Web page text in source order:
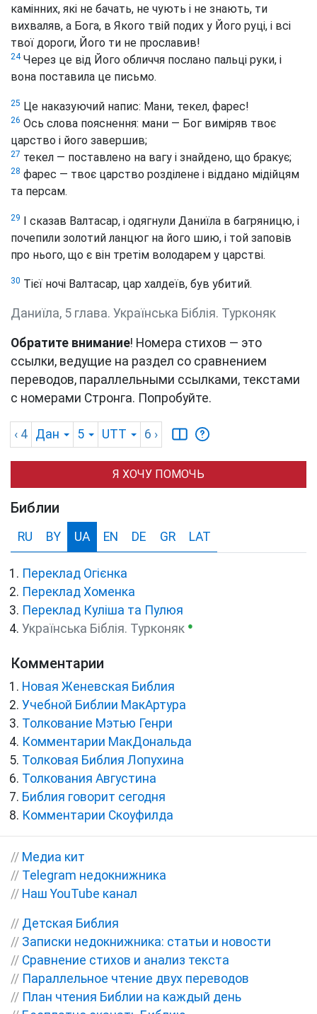
камінних, які не бачать, не чують і не знають, ти
вихваляв, а Бога, в Якого твій подих у Його руці, і всі
твої дороги, Його ти не прославив!
24Через це від Його обличчя послано пальці руки, і
вона поставила це письмо.
25 Це наказуючий напис: Мани, текел, фарес!
26 Ось слова пояснення: мани — Бог виміряв твоє
царство і його завершив;
27 текел — поставлено на вагу і знайдено, що бракує;
28 фарес — твоє царство розділене і віддано мідійцям
та персам.
29 І сказав Валтасар, і одягнули Даниїла в багряницю, і
почепили золотий ланцюг на його шию, і той заповів
про нього, що є він третім володарем у царстві.
30 Тієї ночі Валтасар, цар халдеїв, був убитий.
Даниїла, 5 глава. Українська Біблія. Турконяк
Обратите внимание! Номера стихов — это
ссылки, ведущие на раздел со сравнением
переводов, параллельными ссылками, текстами
с номерами Стронга. Попробуйте.
‹ 4 Дан 5 UTT 6 ›
Я ХОЧУ ПОМОЧЬ
Библии
RU BY UA EN DE GR LAT
Переклад Огієнка
Переклад Хоменка
Переклад Куліша та Пулюя
Українська Біблія. Турконяк ●
Комментарии
Новая Женевская Библия
Учебной Библии МакАртура
Толкование Мэтью Генри
Комментарии МакДональда
Толковая Библия Лопухина
Толкования Августина
Библия говорит сегодня
Комментарии Скоуфилда
// Медиа кит
// Telegram недокнижника
// Наш YouTube канал
// Детская Библия
// Записки недокнижника: статьи и новости
// Сравнение стихов и анализ текста
// Параллельное чтение двух переводов
// План чтения Библии на каждый день